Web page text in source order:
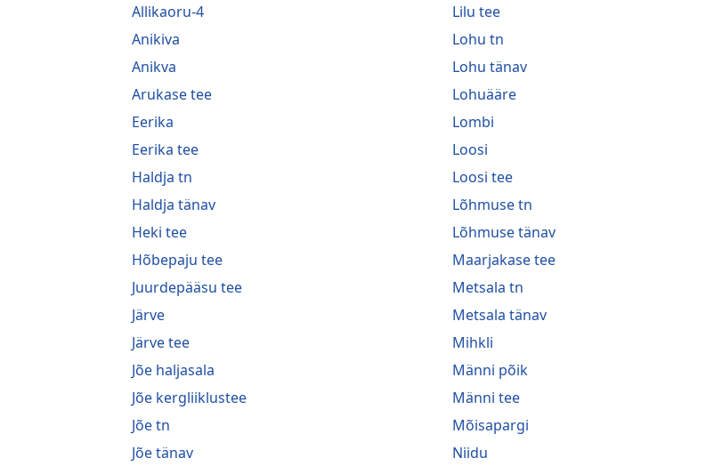
Allikaoru-4
Anikiva
Anikva
Arukase tee
Eerika
Eerika tee
Haldja tn
Haldja tänav
Heki tee
Hõbepaju tee
Juurdepääsu tee
Järve
Järve tee
Jõe haljasala
Jõe kergliiklustee
Jõe tn
Jõe tänav
Lilu tee
Lohu tn
Lohu tänav
Lohuääre
Lombi
Loosi
Loosi tee
Lõhmuse tn
Lõhmuse tänav
Maarjakase tee
Metsala tn
Metsala tänav
Mihkli
Männi põik
Männi tee
Mõisapargi
Niidu